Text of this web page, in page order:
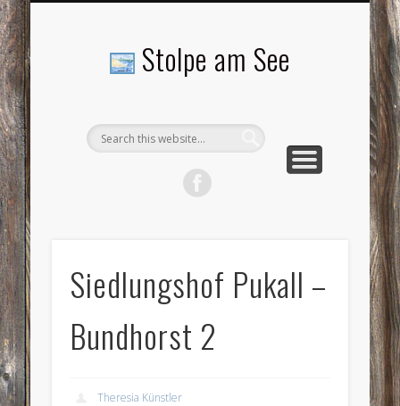
Stolpe am See
Siedlungshof Pukall –
Bundhorst 2
Theresia Künstler